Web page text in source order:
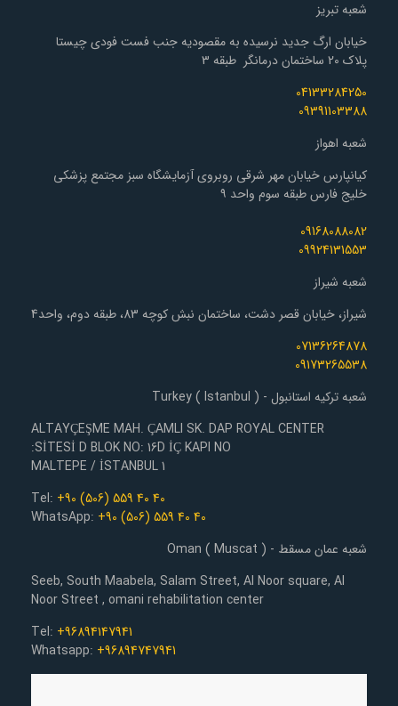
شعبه تبریز
خیابان ارگ جدید نرسیده به مقصودیه جنب فست فودی چیستا
پلاک 20 ساختمان درمانگر طبقه 3
04133284250
09391103388
شعبه اهواز
کیانپارس خیابان مهر شرقی روبروی آزمایشگاه سبز مجتمع پزشکی
خلیج فارس طبقه سوم واحد ۹
09168088082
09924131553
شعبه شیراز
شیراز، خیابان قصر دشت، ساختمان نبش کوچه 83، طبقه دوم، واحد4
07136264878
09173265538
شعبه ترکیه استانبول - Turkey ( Istanbul )
ALTAYÇEŞME MAH. ÇAMLI SK. DAP ROYAL CENTER
SİTESİ D BLOK NO: 16D İÇ KAPI NO:
1 MALTEPE / İSTANBUL
Tel: +90 (506) 559 40 40
WhatsApp: +90 (506) 559 40 40
شعبه عمان مسقط - Oman ( Muscat )
Seeb, South Maabela, Salam Street, Al Noor square, Al
Noor Street , omani rehabilitation center
Tel: +96894147941
Whatsapp: +96894747941